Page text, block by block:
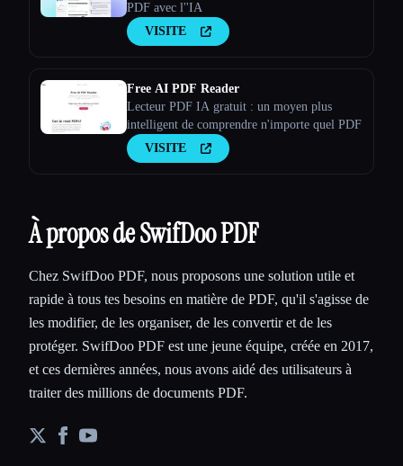
PDF avec l''IA
VISITE
Free AI PDF Reader
Lecteur PDF IA gratuit : un moyen plus
intelligent de comprendre n'importe quel PDF
VISITE
À propos de SwifDoo PDF
Chez SwifDoo PDF, nous proposons une solution utile et
rapide à tous tes besoins en matière de PDF, qu'il s'agisse de
les modifier, de les organiser, de les convertir et de les
protéger. SwifDoo PDF est une jeune équipe, créée en 2017,
et ces dernières années, nous avons aidé des utilisateurs à
traiter des millions de documents PDF.